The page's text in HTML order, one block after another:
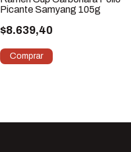
Picante Samyang 105g
$8.639,40